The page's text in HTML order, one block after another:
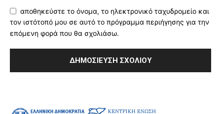
αποθηκεύστε το όνομα, το ηλεκτρονικό ταχυδρομείο και
τον ιστότοπό μου σε αυτό το πρόγραμμα περιήγησης για την
επόμενη φορά που θα σχολιάσω.